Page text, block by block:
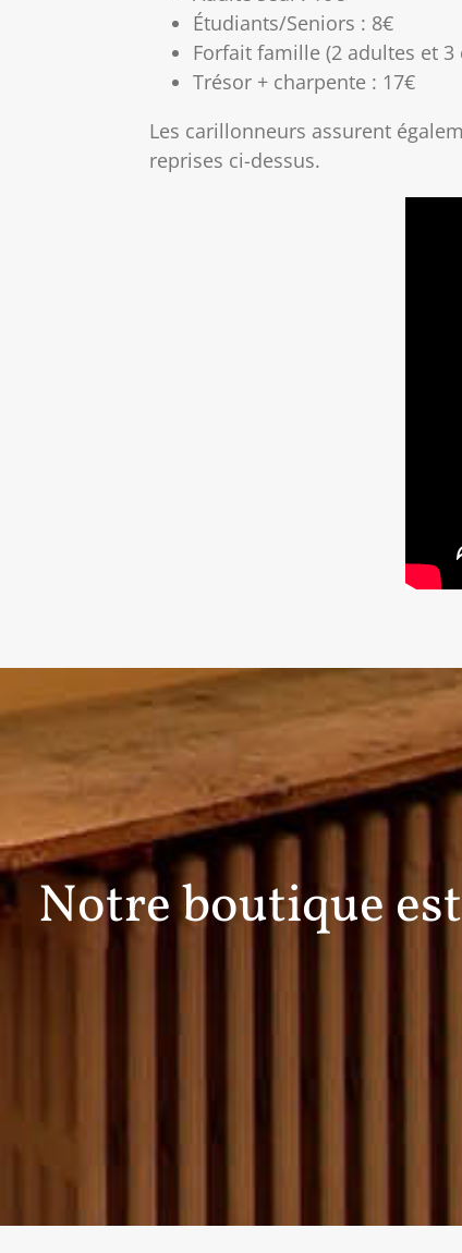
Étudiants/Seniors : 8€
Forfait famille (2 adultes et 3
Trésor + charpente : 17€
Les carillonneurs assurent
reprises ci-dessus.
Notre boutique